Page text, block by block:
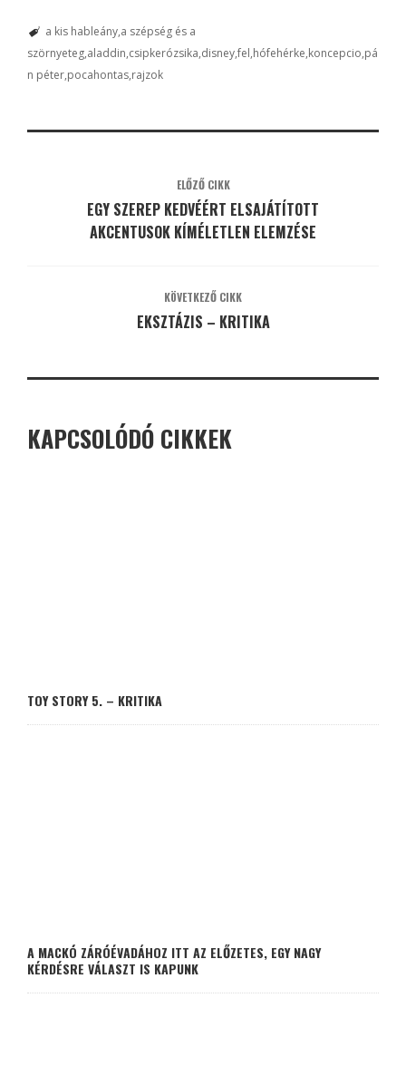
a kis hableány a szépség és a
szörnyeteg aladdin csipkerózsika disneyfel hófehérke koncepcio pá
n péter pocahontas rajzok
ELŐZŐ CIKK
EGY SZEREP KEDVÉÉRT ELSAJÁTÍTOTT
AKCENTUSOK KÍMÉLETLEN ELEMZÉSE
KÖVETKEZŐ CIKK
EKSZTÁZIS – KRITIKA
KAPCSOLÓDÓ CIKKEK
TOY STORY 5. – KRITIKA
A MACKÓ ZÁRÓÉVADÁHOZ ITT AZ ELŐZETES, EGY NAGY
KÉRDÉSRE VÁLASZT IS KAPUNK